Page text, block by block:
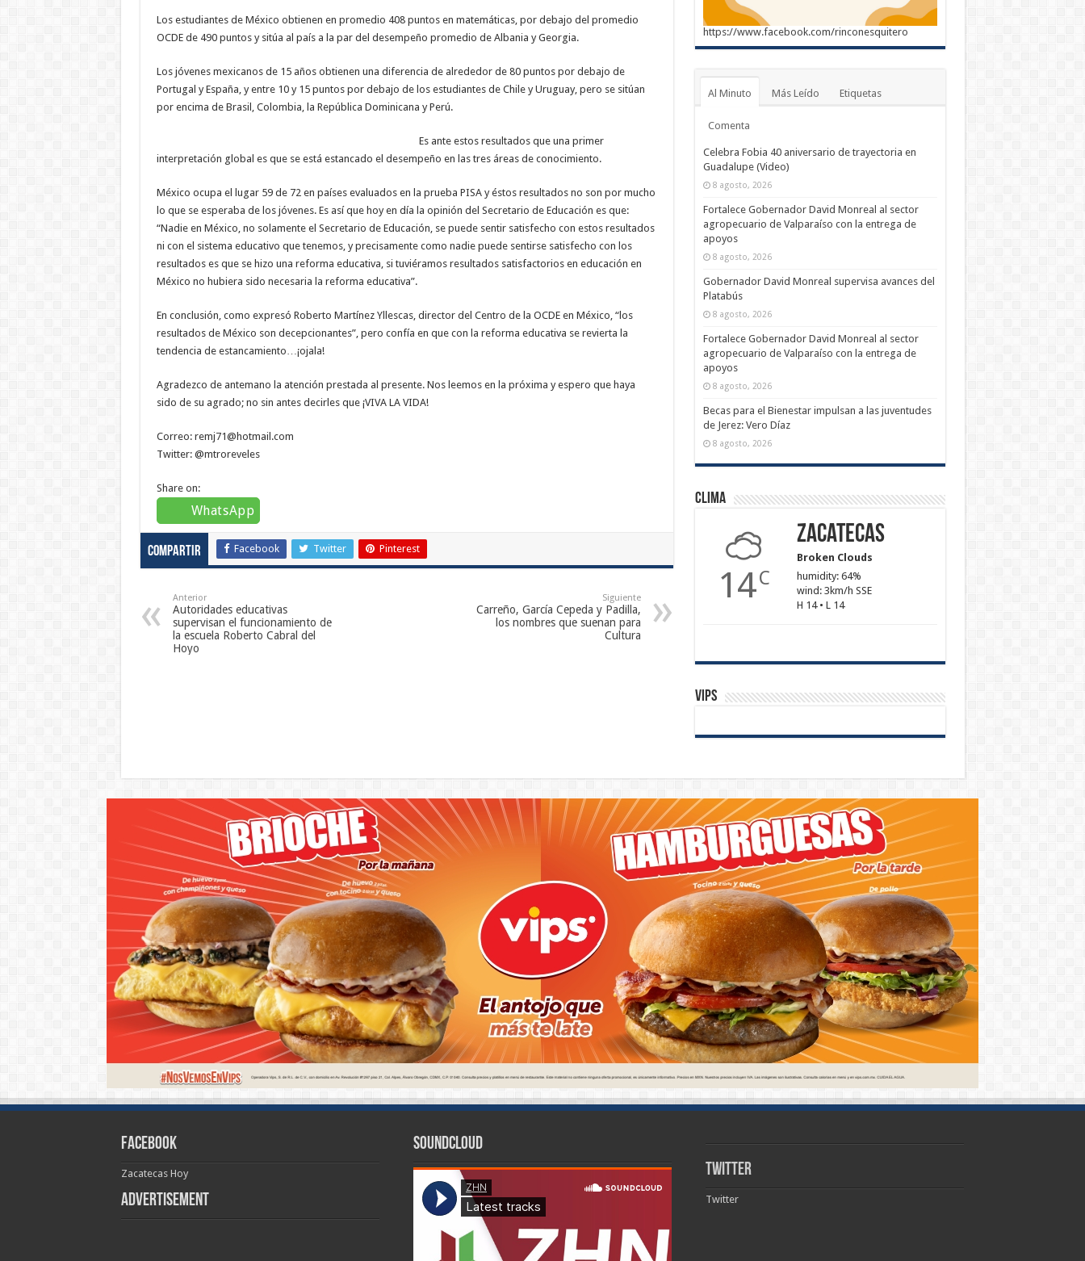
Los estudiantes de México obtienen en promedio 408 puntos en matemáticas, por debajo del promedio
OCDE de 490 puntos y sitúa al país a la par del desempeño promedio de Albania y Georgia.
Los jóvenes mexicanos de 15 años obtienen una diferencia de alrededor de 80 puntos por debajo de
Portugal y España, y entre 10 y 15 puntos por debajo de los estudiantes de Chile y Uruguay, pero se sitúan
por encima de Brasil, Colombia, la República Dominicana y Perú.
Es ante estos resultados que una primer
interpretación global es que se está estancado el desempeño en las tres áreas de conocimiento.
México ocupa el lugar 59 de 72 en países evaluados en la prueba PISA y éstos resultados no son por mucho
lo que se esperaba de los jóvenes. Es así que hoy en día la opinión del Secretario de Educación es que:
“Nadie en México, no solamente el Secretario de Educación, se puede sentir satisfecho con estos resultados
ni con el sistema educativo que tenemos, y precisamente como nadie puede sentirse satisfecho con los
resultados es que se hizo una reforma educativa, si tuviéramos resultados satisfactorios en educación en
México no hubiera sido necesaria la reforma educativa”.
En conclusión, como expresó Roberto Martínez Yllescas, director del Centro de la OCDE en México, “los
resultados de México son decepcionantes”, pero confía en que con la reforma educativa se revierta la
tendencia de estancamiento…¡ojala!
Agradezco de antemano la atención prestada al presente. Nos leemos en la próxima y espero que haya
sido de su agrado; no sin antes decirles que ¡VIVA LA VIDA!
​​Correo: remj71@hotmail.com
Twitter: @mtroreveles
Share on:
WhatsApp
Compartir Facebook Twitter Pinterest
Anterior
Autoridades educativas
supervisan el funcionamiento de
la escuela Roberto Cabral del
Hoyo
Siguiente
Carreño, García Cepeda y Padilla,
los nombres que suenan para
Cultura
https://www.facebook.com/rinconesquitero
Al Minuto Más Leído Etiquetas
Comenta
Celebra Fobia 40 aniversario de trayectoria en
Guadalupe (Video)
8 agosto, 2026
Fortalece Gobernador David Monreal al sector
agropecuario de Valparaíso con la entrega de
apoyos
8 agosto, 2026
Gobernador David Monreal supervisa avances del
Platabús
8 agosto, 2026
Fortalece Gobernador David Monreal al sector
agropecuario de Valparaíso con la entrega de
apoyos
8 agosto, 2026
Becas para el Bienestar impulsan a las juventudes
de Jerez: Vero Díaz
8 agosto, 2026
Clima
14C
Zacatecas
Broken Clouds
humidity: 64%
wind: 3km/h SSE
H 14 • L 14
Vips
Facebook
Zacatecas Hoy
Advertisement
SoundCloud
Twitter
Twitter